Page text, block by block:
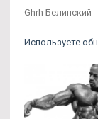
Ghrh Белинский
Используете